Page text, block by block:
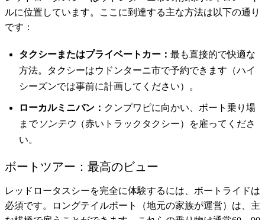
ルに位置しています。ここに到達する主な方法は以下の通り
です：
タクシーまたはプライベートカー： 最も直接的で快適な
方法。タクシーはウドンターニ市で予約できます（ハイ
シーズンでは事前に計画してください）。
ローカルミニバン： クンプワピに向かい、ボート乗り場
までソンテウ （赤いトラックタクシー）を雇ってくださ
い。
ボートツアー：最高のビュー
レッドロータスシーを完全に体験するには、ボートライドは
必須です。ロングテイルボート（地元の家族が運営）は、主